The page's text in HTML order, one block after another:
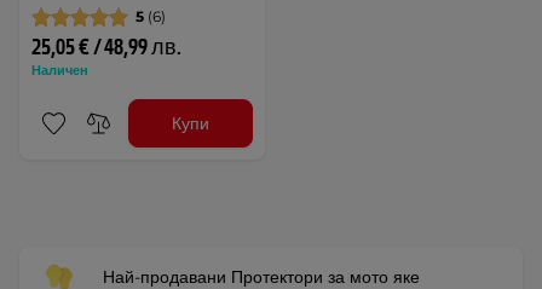
5 (6)
25,05 € / 48,99 лв.
Наличен
Купи
Най-продавани Протектори за мото яке